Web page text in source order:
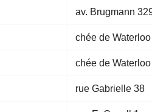
av. Brugmann
chée de
chée de
rue Gabrielle 38